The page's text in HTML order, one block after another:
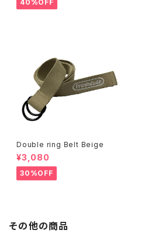
40%OFF
Double ring Belt Beige
¥3,080
30%OFF
その他の商品